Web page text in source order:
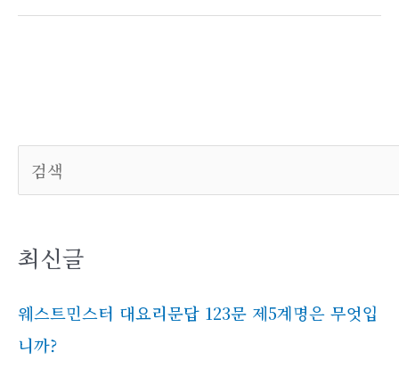
색
최신글
웨스트민스터 대요리문답 123문 제5계명은 무엇입
니까?